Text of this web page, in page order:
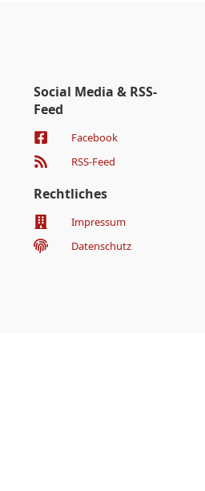
Social Media & RSS-
Feed
Facebook
RSS-Feed
Rechtliches
Impressum
Datenschutz